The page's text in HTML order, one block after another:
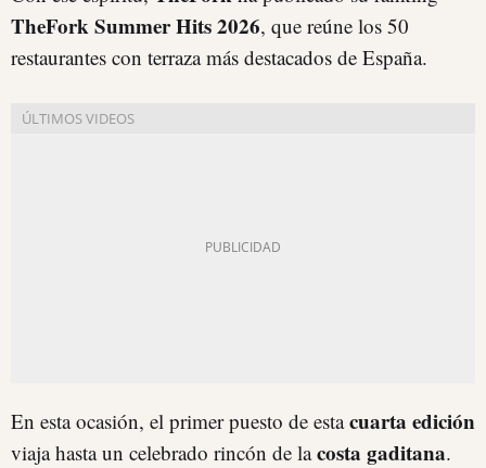
TheFork Summer Hits 2026, que reúne los 50
restaurantes con terraza más destacados de España.
En esta ocasión, el primer puesto de estacuarta edición
viaja hasta un celebrado rincón de lacosta gaditana.